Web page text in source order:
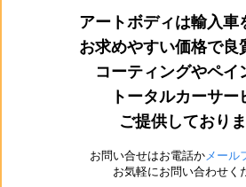
アートボディは輸入車
お求めやすい価格で良
コーティングやペイ
トータルカーサー
ご提供しておりま
お問い合せはお電話かメール
お気軽にお問い合わせく